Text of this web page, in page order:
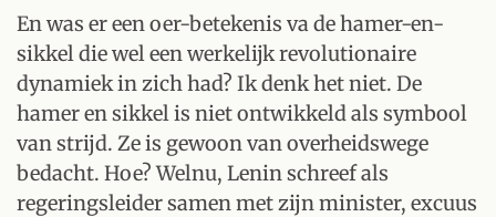
En was er een oer-betekenis va de hamer-en-
sikkel die wel een werkelijk revolutionaire
dynamiek in zich had? Ik denk het niet. De
hamer en sikkel is niet ontwikkeld als symbool
van strijd. Ze is gewoon van overheidswege
bedacht. Hoe? Welnu, Lenin schreef als
regeringsleider samen met zijn minister, excuus